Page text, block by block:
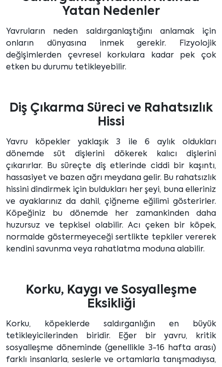
Yatan Nedenler
Yavruların neden saldırganlaştığını anlamak için
onların dünyasına inmek gerekir. Fizyolojik
değişimlerden çevresel korkulara kadar pek çok
etken bu durumu tetikleyebilir.
Diş Çıkarma Süreci ve Rahatsızlık
Hissi
Yavru köpekler yaklaşık 3 ile 6 aylık oldukları
dönemde süt dişlerini dökerek kalıcı dişlerini
çıkarırlar. Bu süreçte diş etlerinde ciddi bir kaşıntı,
hassasiyet ve bazen ağrı meydana gelir. Bu rahatsızlık
hissini dindirmek için buldukları her şeyi, buna elleriniz
ve ayaklarınız da dahil, çiğneme eğilimi gösterirler.
Köpeğiniz bu dönemde her zamankinden daha
huzursuz ve tepkisel olabilir. Acı çeken bir köpek,
normalde göstermeyeceği sertlikte tepkiler vererek
kendini savunma veya rahatlatma moduna alabilir.
Korku, Kaygı ve Sosyalleşme
Eksikliği
Korku, köpeklerde saldırganlığın en büyük
tetikleyicilerinden biridir. Eğer bir yavru, kritik
sosyalleşme döneminde (genellikle 3-16 hafta arası)
farklı insanlarla, seslerle ve ortamlarla tanışmadıysa,